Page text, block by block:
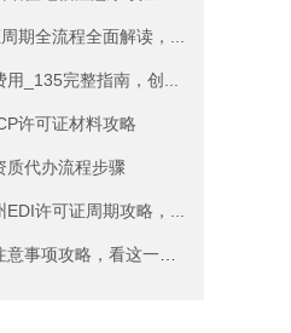
哪些
意事项
程及费用
请流程
程
司
期全流程全面解读，...
_135完整指南，创...
许可证材料攻略
质代办流程步骤
许可证周期攻略，...
项攻略，看这一篇就...